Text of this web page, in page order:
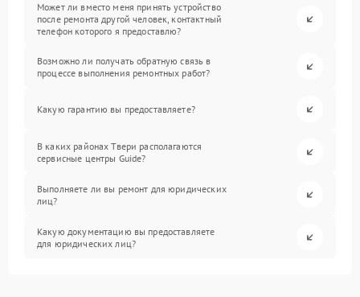
Может ли вместо меня принять устройство
после ремонта другой человек, контактный
телефон которого я предоставлю?
Возможно ли получать обратную связь в
процессе выполнения ремонтных работ?
Какую гарантию вы предоставляете?
В каких районах Твери располагаются
сервисные центры Guide?
Выполняете ли вы ремонт для юридических
лиц?
Какую документацию вы предоставляете
для юридических лиц?